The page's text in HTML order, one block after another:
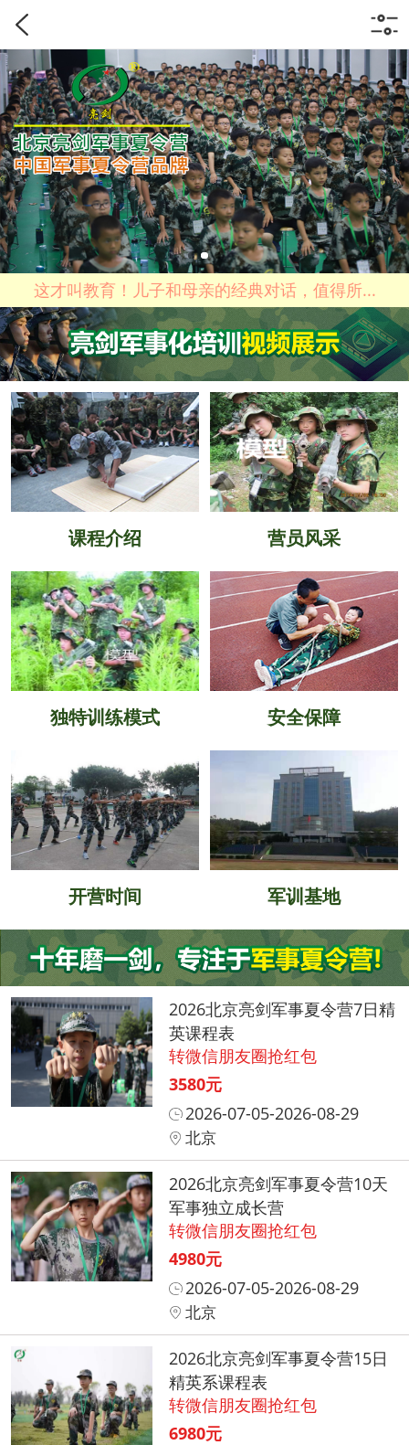
这才叫教育！儿子和母亲的经典对话，值得所...
课程介绍 营员风采
独特训练模式 安全保障
开营时间 军训基地
2026北京亮剑军事夏令营7日精
英课程表
转微信朋友圈抢红包
3580元
2026-07-05-2026-08-29
北京
2026北京亮剑军事夏令营10天
军事独立成长营
转微信朋友圈抢红包
4980元
2026-07-05-2026-08-29
北京
2026北京亮剑军事夏令营15日
精英系课程表
转微信朋友圈抢红包
6980元